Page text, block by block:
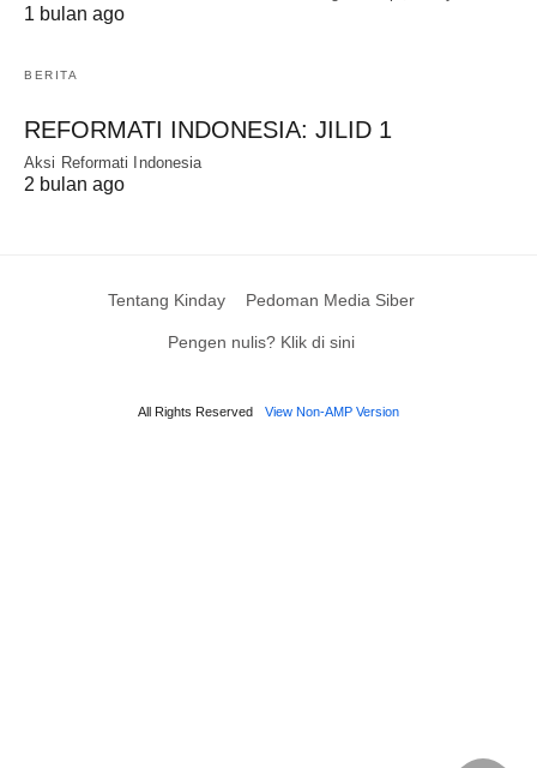
1 bulan ago
BERITA
REFORMATI INDONESIA: JILID 1
Aksi Reformati Indonesia
2 bulan ago
Tentang Kinday Pedoman Media Siber
Pengen nulis? Klik di sini
All Rights Reserved View Non-AMP Version